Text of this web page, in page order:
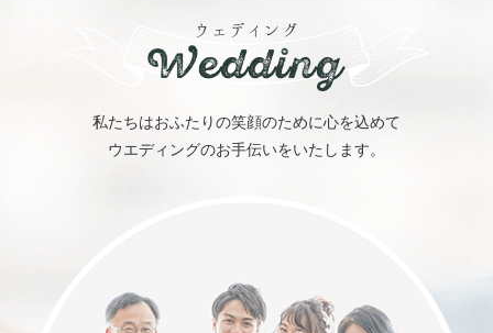
ウェディング
私たちはおふたりの笑顔のために心を込めて
ウエディングのお手伝いをいたします。